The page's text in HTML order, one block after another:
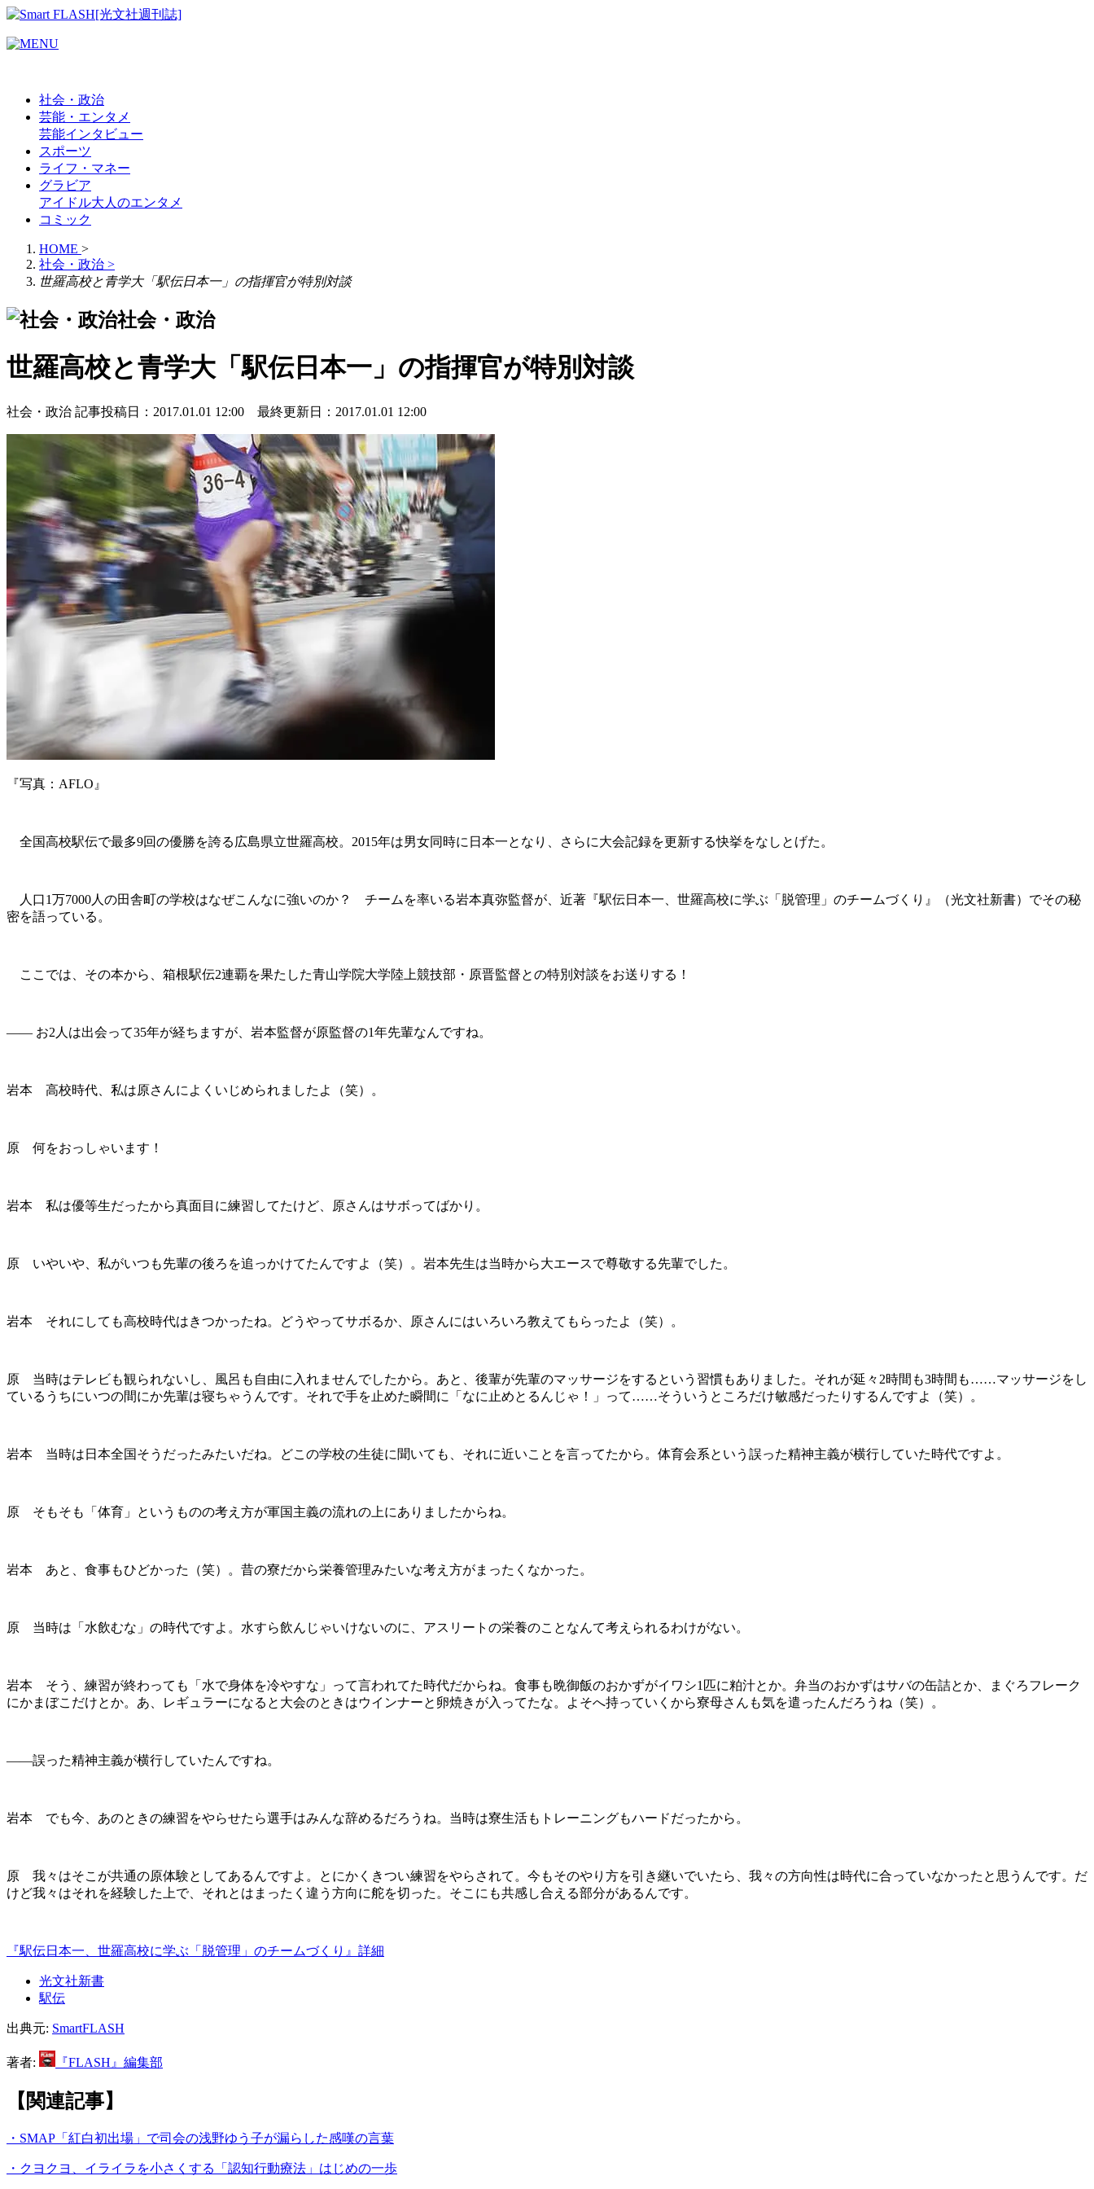
社会・政治
芸能・エンタメ
芸能インタビュー
スポーツ
ライフ・マネー
グラビア
アイドル大人のエンタメ
コミック
HOME >
社会・政治 >
世羅高校と青学大「駅伝日本一」の指揮官が特別対談
社会・政治
世羅高校と青学大「駅伝日本一」の指揮官が特別対談
社会・政治 記事投稿日：2017.01.01 12:00 最終更新日：2017.01.01 12:00
『写真：AFLO』
全国高校駅伝で最多9回の優勝を誇る広島県立世羅高校。2015年は男女同時に日本一となり、さらに大会記録を更新する快挙をなしとげた。
人口1万7000人の田舎町の学校はなぜこんなに強いのか？ チームを率いる岩本真弥監督が、近著『駅伝日本一、世羅高校に学ぶ「脱管理」のチームづくり』（光文社新書）でその秘
密を語っている。
ここでは、その本から、箱根駅伝2連覇を果たした青山学院大学陸上競技部・原晋監督との特別対談をお送りする！
―― お2人は出会って35年が経ちますが、岩本監督が原監督の1年先輩なんですね。
岩本 高校時代、私は原さんによくいじめられましたよ（笑）。
原 何をおっしゃいます！
岩本 私は優等生だったから真面目に練習してたけど、原さんはサボってばかり。
原 いやいや、私がいつも先輩の後ろを追っかけてたんですよ（笑）。岩本先生は当時から大エースで尊敬する先輩でした。
岩本 それにしても高校時代はきつかったね。どうやってサボるか、原さんにはいろいろ教えてもらったよ（笑）。
原 当時はテレビも観られないし、風呂も自由に入れませんでしたから。あと、後輩が先輩のマッサージをするという習慣もありました。それが延々2時間も3時間も……マッサージをし
ているうちにいつの間にか先輩は寝ちゃうんです。それで手を止めた瞬間に「なに止めとるんじゃ！」って……そういうところだけ敏感だったりするんですよ（笑）。
岩本 当時は日本全国そうだったみたいだね。どこの学校の生徒に聞いても、それに近いことを言ってたから。体育会系という誤った精神主義が横行していた時代ですよ。
原 そもそも「体育」というものの考え方が軍国主義の流れの上にありましたからね。
岩本 あと、食事もひどかった（笑）。昔の寮だから栄養管理みたいな考え方がまったくなかった。
原 当時は「水飲むな」の時代ですよ。水すら飲んじゃいけないのに、アスリートの栄養のことなんて考えられるわけがない。
岩本 そう、練習が終わっても「水で身体を冷やすな」って言われてた時代だからね。食事も晩御飯のおかずがイワシ1匹に粕汁とか。弁当のおかずはサバの缶詰とか、まぐろフレーク
にかまぼこだけとか。あ、レギュラーになると大会のときはウインナーと卵焼きが入ってたな。よそへ持っていくから寮母さんも気を遣ったんだろうね（笑）。
――誤った精神主義が横行していたんですね。
岩本 でも今、あのときの練習をやらせたら選手はみんな辞めるだろうね。当時は寮生活もトレーニングもハードだったから。
原 我々はそこが共通の原体験としてあるんですよ。とにかくきつい練習をやらされて。今もそのやり方を引き継いでいたら、我々の方向性は時代に合っていなかったと思うんです。だ
けど我々はそれを経験した上で、それとはまったく違う方向に舵を切った。そこにも共感し合える部分があるんです。
『駅伝日本一、世羅高校に学ぶ「脱管理」のチームづくり』詳細
光文社新書
駅伝
出典元: SmartFLASH
著者: 『FLASH』編集部
【関連記事】
・SMAP「紅白初出場」で司会の浅野ゆう子が漏らした感嘆の言葉
・クヨクヨ、イライラを小さくする「認知行動療法」はじめの一歩